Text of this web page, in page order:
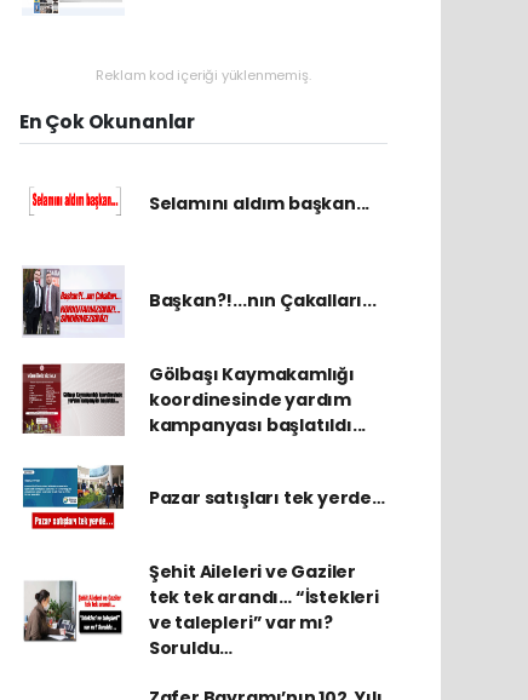
Reklam kod içeriği yüklenmemiş.
En Çok Okunanlar
Selamını aldım başkan...
Başkan?!...nın Çakalları...
Gölbaşı Kaymakamlığı
koordinesinde yardım
kampanyası başlatıldı...
Pazar satışları tek yerde…
Şehit Aileleri ve Gaziler
tek tek arandı… “İstekleri
ve talepleri” var mı?
Soruldu…